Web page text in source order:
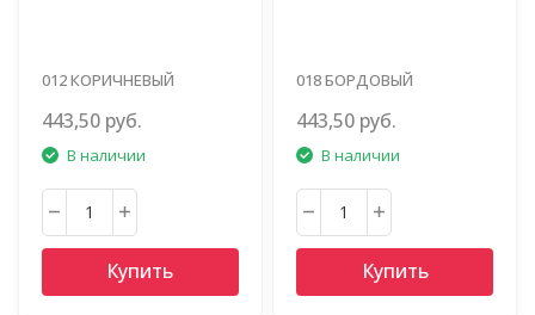
012 КОРИЧНЕВЫЙ
443,50 руб.
В наличии
Купить
018 БОРДОВЫЙ
443,50 руб.
В наличии
Купить